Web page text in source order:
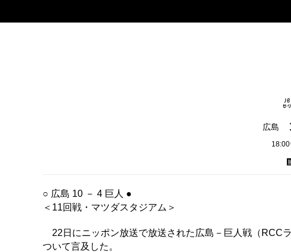
広島
18:00
○ 広島 10 － 4 巨人 ●
＜11回戦・マツダスタジアム＞
22日にニッポン放送で放送された広島－巨人戦（RCC
ついて言及した。